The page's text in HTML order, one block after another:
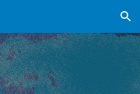
Skip to navigation